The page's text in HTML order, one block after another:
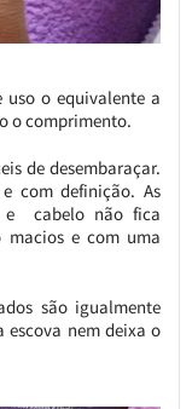
uso o equivalente a
o comprimento.
de desembaraçar.
com definição. As
e cabelo não fica
macios e com uma
são igualmente
escova nem deixa o